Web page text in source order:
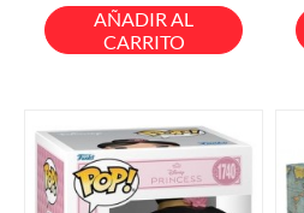
AÑADIR AL
CARRITO